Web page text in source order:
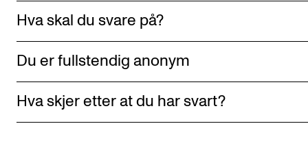
Hva skal du svare på?
Du er fullstendig anonym
Hva skjer etter at du har svart?